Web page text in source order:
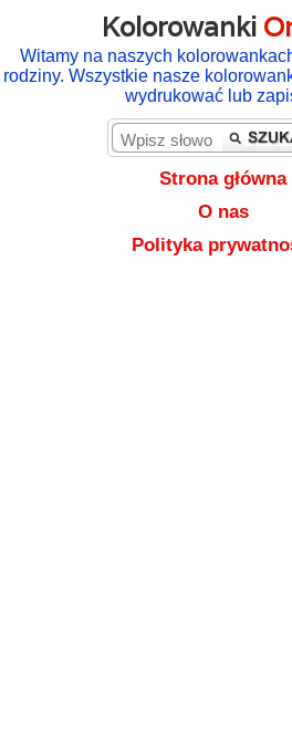
Kolorowanki
Witamy na naszych
rodziny. Wszystkie nasze
wydrukować lub
Strona główna
O nas
Polityka